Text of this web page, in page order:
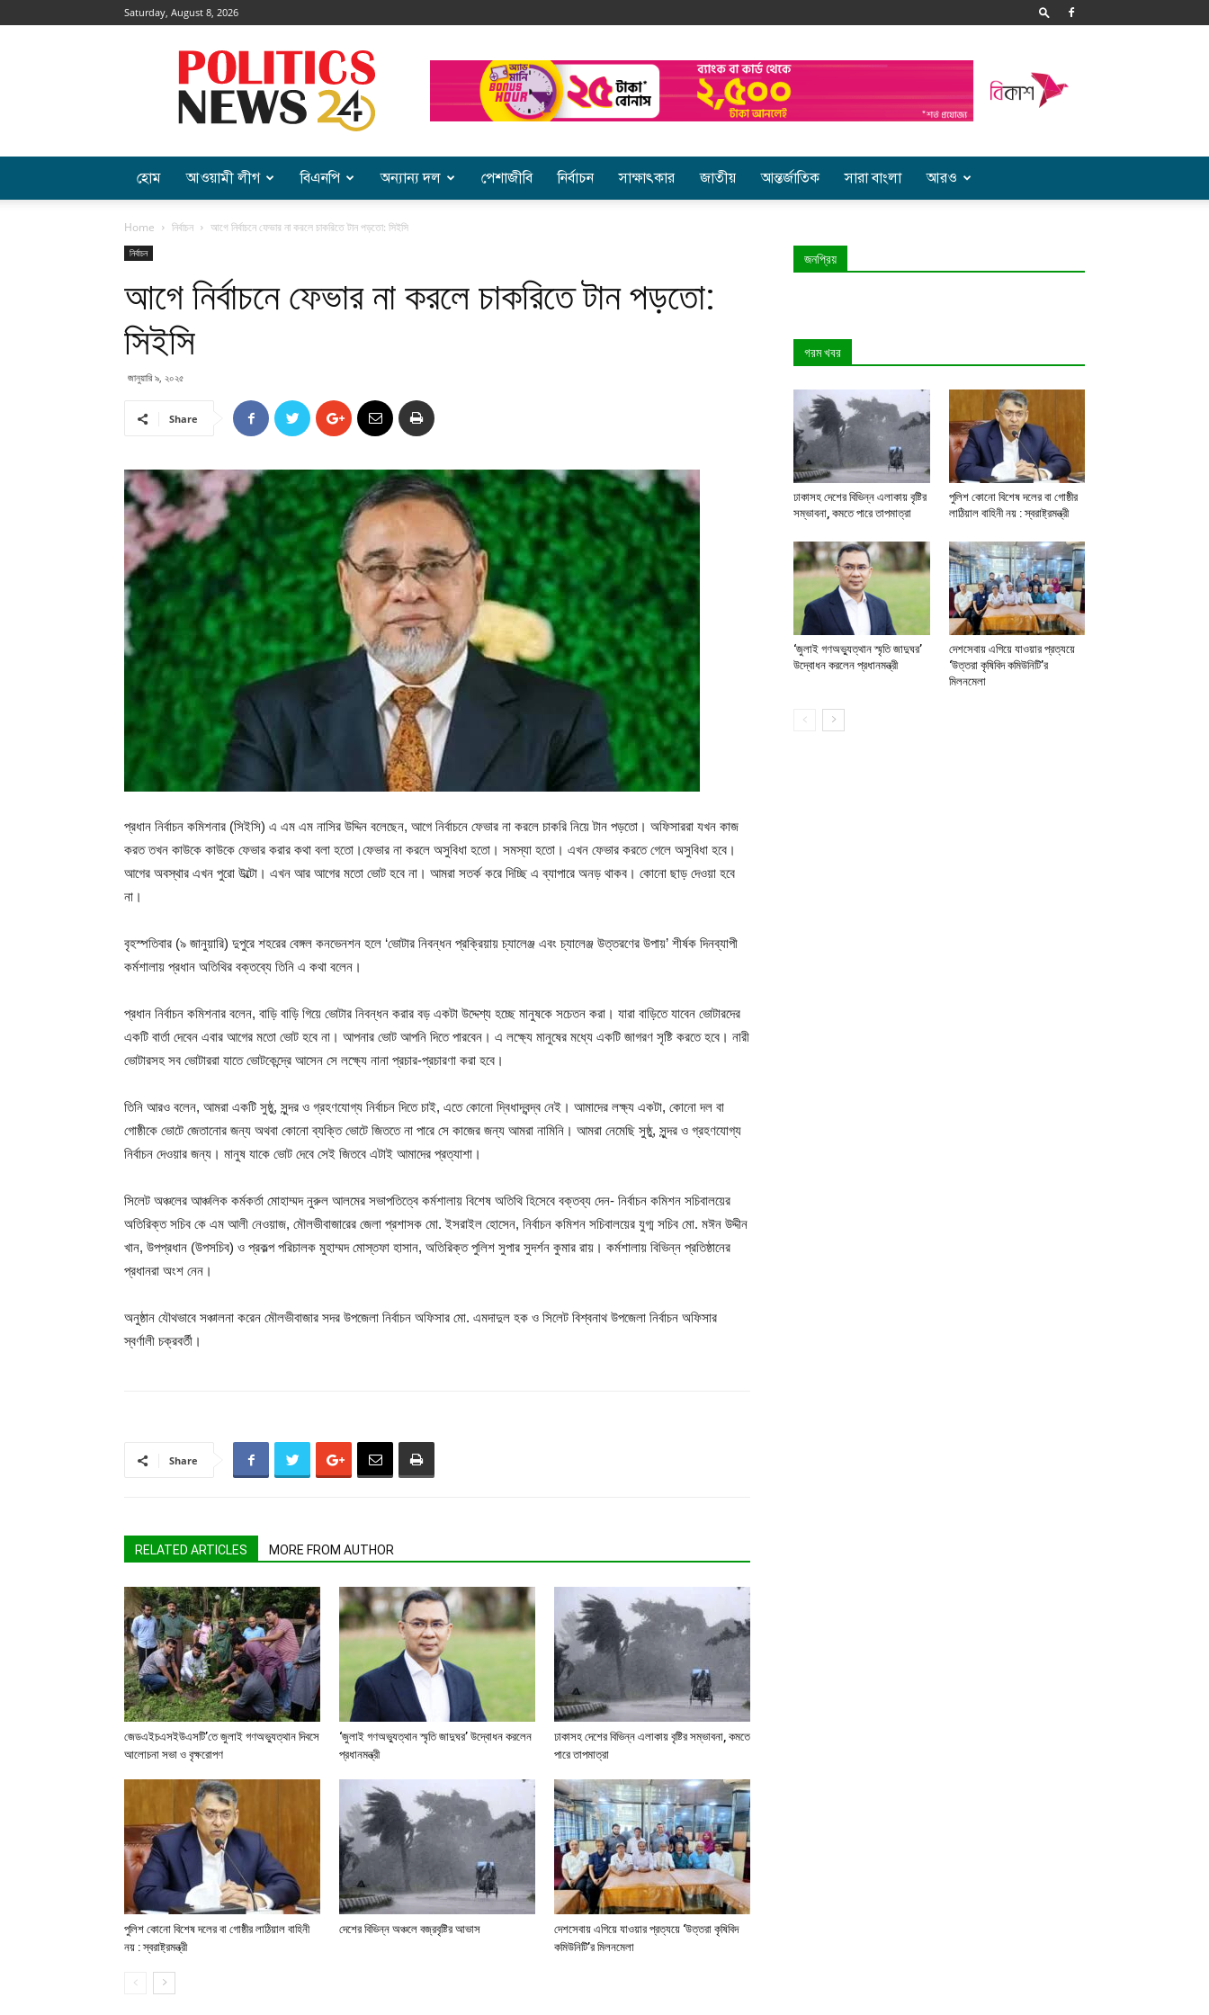
Saturday, August 8, 2026
Politics
হোম আওয়ামী লীগ বিএনপি অন্যান্য দল পেশাজীবি নির্বাচন সাক্ষাৎকার জাতীয় আন্তর্জাতিক সারা বাংলা আরও
Home নির্বাচন আগে নির্বাচনে ফেভার না করলে চাকরিতে টান পড়তো: সিইসি
নির্বাচন
আগে নির্বাচনে ফেভার না করলে চাকরিতে টান পড়তো:
সিইসি
জানুয়ারি ৯, ২০২৫
Share
প্রধান নির্বাচন কমিশনার (সিইসি) এ এম এম নাসির উদ্দিন বলেছেন, আগে নির্বাচনে ফেভার না করলে চাকরি নিয়ে টান পড়তো। অফিসাররা যখন কাজ
করত তখন কাউকে কাউকে ফেভার করার কথা বলা হতো।ফেভার না করলে অসুবিধা হতো। সমস্যা হতো। এখন ফেভার করতে গেলে অসুবিধা হবে।
আগের অবস্থার এখন পুরো উল্টো। এখন আর আগের মতো ভোট হবে না। আমরা সতর্ক করে দিচ্ছি এ ব্যাপারে অনড় থাকব। কোনো ছাড় দেওয়া হবে
না।
বৃহস্পতিবার (৯ জানুয়ারি) দুপুরে শহরের বেঙ্গল কনভেনশন হলে ‘ভোটার নিবন্ধন প্রক্রিয়ায় চ্যালেঞ্জ এবং চ্যালেঞ্জ উত্তরণের উপায়’ শীর্ষক দিনব্যাপী
কর্মশালায় প্রধান অতিথির বক্তব্যে তিনি এ কথা বলেন।
প্রধান নির্বাচন কমিশনার বলেন, বাড়ি বাড়ি গিয়ে ভোটার নিবন্ধন করার বড় একটা উদ্দেশ্য হচ্ছে মানুষকে সচেতন করা। যারা বাড়িতে যাবেন ভোটারদের
একটি বার্তা দেবেন এবার আগের মতো ভোট হবে না। আপনার ভোট আপনি দিতে পারবেন। এ লক্ষ্যে মানুষের মধ্যে একটি জাগরণ সৃষ্টি করতে হবে। নারী
ভোটারসহ সব ভোটাররা যাতে ভোটকেন্দ্রে আসেন সে লক্ষ্যে নানা প্রচার-প্রচারণা করা হবে।
তিনি আরও বলেন, আমরা একটি সুষ্ঠু, সুন্দর ও গ্রহণযোগ্য নির্বাচন দিতে চাই, এতে কোনো দ্বিধাদ্বন্দ্ব নেই। আমাদের লক্ষ্য একটা, কোনো দল বা
গোষ্ঠীকে ভোটে জেতানোর জন্য অথবা কোনো ব্যক্তি ভোটে জিততে না পারে সে কাজের জন্য আমরা নামিনি। আমরা নেমেছি সুষ্ঠু, সুন্দর ও গ্রহণযোগ্য
নির্বাচন দেওয়ার জন্য। মানুষ যাকে ভোট দেবে সেই জিতবে এটাই আমাদের প্রত্যাশা।
সিলেট অঞ্চলের আঞ্চলিক কর্মকর্তা মোহাম্মদ নুরুল আলমের সভাপতিত্বে কর্মশালায় বিশেষ অতিথি হিসেবে বক্তব্য দেন- নির্বাচন কমিশন সচিবালয়ের
অতিরিক্ত সচিব কে এম আলী নেওয়াজ, মৌলভীবাজারের জেলা প্রশাসক মো. ইসরাইল হোসেন, নির্বাচন কমিশন সচিবালয়ের যুগ্ম সচিব মো. মঈন উদ্দীন
খান, উপপ্রধান (উপসচিব) ও প্রকল্প পরিচালক মুহাম্মদ মোস্তফা হাসান, অতিরিক্ত পুলিশ সুপার সুদর্শন কুমার রায়। কর্মশালায় বিভিন্ন প্রতিষ্ঠানের
প্রধানরা অংশ নেন।
অনুষ্ঠান যৌথভাবে সঞ্চালনা করেন মৌলভীবাজার সদর উপজেলা নির্বাচন অফিসার মো. এমদাদুল হক ও সিলেট বিশ্বনাথ উপজেলা নির্বাচন অফিসার
স্বর্ণালী চক্রবর্তী।
Share
RELATED ARTICLES MORE FROM AUTHOR
জেডএইচএসইউএসটি’তে জুলাই গণঅভ্যুত্থান দিবসে
আলোচনা সভা ও বৃক্ষরোপণ
‘জুলাই গণঅভ্যুত্থান স্মৃতি জাদুঘর’ উদ্বোধন করলেন
প্রধানমন্ত্রী
ঢাকাসহ দেশের বিভিন্ন এলাকায় বৃষ্টির সম্ভাবনা, কমতে
পারে তাপমাত্রা
পুলিশ কোনো বিশেষ দলের বা গোষ্ঠীর লাঠিয়াল বাহিনী
নয় : স্বরাষ্ট্রমন্ত্রী
দেশের বিভিন্ন অঞ্চলে বজ্রবৃষ্টির আভাস
দেশসেবায় এগিয়ে যাওয়ার প্রত্যয়ে ‘উত্তরা কৃষিবিদ
কমিউনিটি’র মিলনমেলা
জনপ্রিয়
গরম খবর
ঢাকাসহ দেশের বিভিন্ন এলাকায় বৃষ্টির
সম্ভাবনা, কমতে পারে তাপমাত্রা
পুলিশ কোনো বিশেষ দলের বা গোষ্ঠীর
লাঠিয়াল বাহিনী নয় : স্বরাষ্ট্রমন্ত্রী
‘জুলাই গণঅভ্যুত্থান স্মৃতি জাদুঘর’
উদ্বোধন করলেন প্রধানমন্ত্রী
দেশসেবায় এগিয়ে যাওয়ার প্রত্যয়ে
‘উত্তরা কৃষিবিদ কমিউনিটি’র
মিলনমেলা